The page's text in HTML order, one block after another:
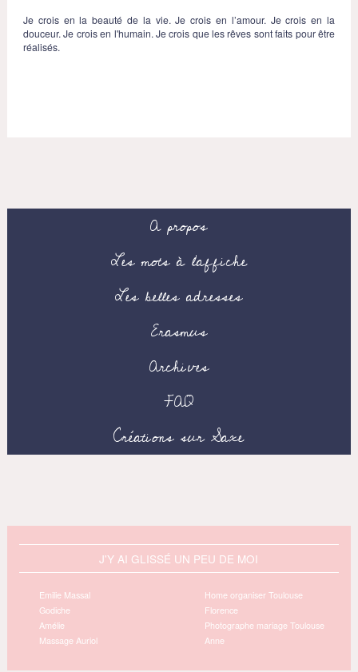
Je crois en la beauté de la vie. Je crois en l’amour. Je crois en la
douceur. Je crois en l'humain. Je crois que les rêves sont faits pour être
réalisés.
A propos
Les mots à l’affiche
Les belles adresses
Erasmus
Archives
FAQ
Créations sur Saxe
J'Y AI GLISSÉ UN PEU DE MOI
Emilie Massal
Godiche
Amélie
Massage Auriol
Home organiser Toulouse
Florence
Photographe mariage Toulouse
Anne